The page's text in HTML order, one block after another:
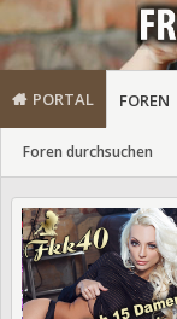
PORTAL FOREN
Foren durchsuchen